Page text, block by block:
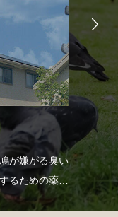
が嫌がる臭い
るための薬剤
。